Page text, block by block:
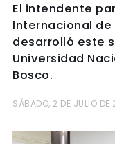
El intendente
Internacional
desarrolló este
Universidad
Bosco.
SÁBADO, 2 DE JULIO